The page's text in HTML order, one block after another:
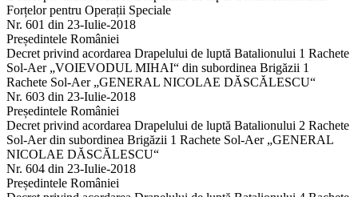
Forțelor pentru Operații Speciale
Nr. 601 din 23-Iulie-2018
Președintele României
Decret privind acordarea Drapelului de luptă Batalionului 1 Rachete
Sol-Aer „VOIEVODUL MIHAI“ din subordinea Brigăzii 1
Rachete Sol-Aer „GENERAL NICOLAE DĂSCĂLESCU“
Nr. 603 din 23-Iulie-2018
Președintele României
Decret privind acordarea Drapelului de luptă Batalionului 2 Rachete
Sol-Aer din subordinea Brigăzii 1 Rachete Sol-Aer „GENERAL
NICOLAE DĂSCĂLESCU“
Nr. 604 din 23-Iulie-2018
Președintele României